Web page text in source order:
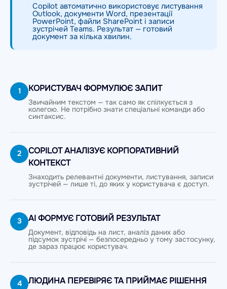
Copilot автоматично використовує листування
Outlook, документи Word, презентації
PowerPoint, файли SharePoint і записи
зустрічей Teams. Результат — готовий
документ за кілька хвилин.
1 КОРИСТУВАЧ ФОРМУЛЮЄ ЗАПИТ
Звичайним текстом — так само як спілкується з
колегою. Не потрібно знати спеціальні команди або
синтаксис.
2
COPILOT АНАЛІЗУЄ КОРПОРАТИВНИЙ
КОНТЕКСТ
Знаходить релевантні документи, листування, записи
зустрічей — лише ті, до яких у користувача є доступ.
3 AI ФОРМУЄ ГОТОВИЙ РЕЗУЛЬТАТ
Документ, відповідь на лист, аналіз даних або
підсумок зустрічі — безпосередньо у тому застосунку,
де зараз працює користувач.
4 ЛЮДИНА ПЕРЕВІРЯЄ ТА ПРИЙМАЄ РІШЕННЯ